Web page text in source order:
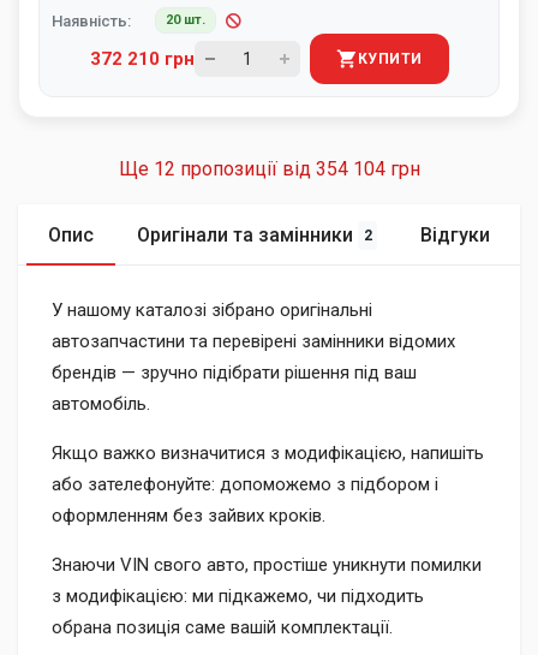
Наявність: 20 шт.
372 210 грн КУПИТИ
Ще 12 пропозиції від 354 104 грн
Опис Оригінали та замінники 2 Відгуки
У нашому каталозі зібрано оригінальні
автозапчастини та перевірені замінники відомих
брендів — зручно підібрати рішення під ваш
автомобіль.
Якщо важко визначитися з модифікацією, напишіть
або зателефонуйте: допоможемо з підбором і
оформленням без зайвих кроків.
Знаючи VIN свого авто, простіше уникнути помилки
з модифікацією: ми підкажемо, чи підходить
обрана позиція саме вашій комплектації.